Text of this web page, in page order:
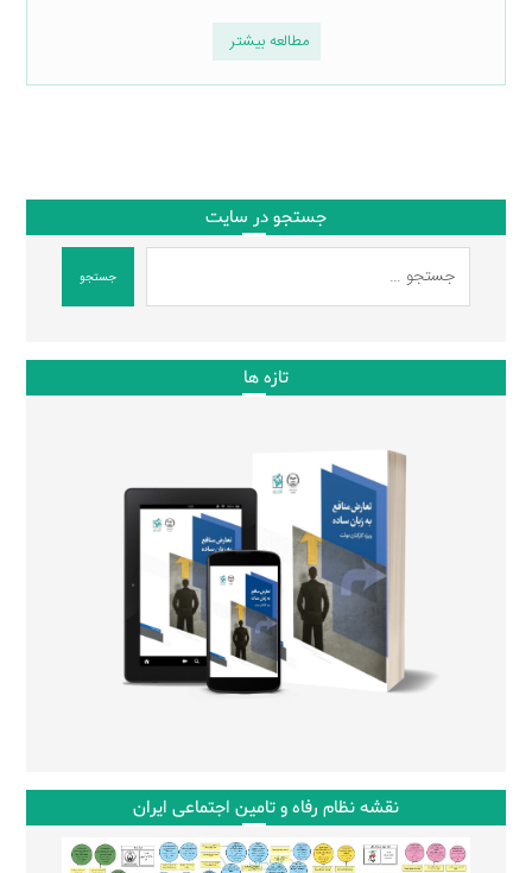
مطالعه بیشتر
جستجو در سایت
جستجو
تازه ها
نقشه نظام رفاه و تامین اجتماعی ایران